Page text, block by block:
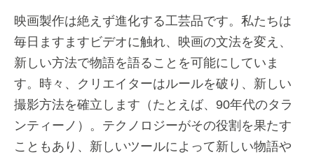
映画製作は絶えず進化する工芸品です。私たちは
毎日ますますビデオに触れ、映画の文法を変え、
新しい方法で物語を語ることを可能にしていま
す。時々、クリエイターはルールを破り、新しい
撮影方法を確立します（たとえば、90年代のタラ
ンティーノ）。テクノロジーがその役割を果たす
こともあり、新しいツールによって新しい物語や